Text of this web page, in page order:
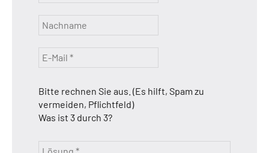
Bitte rechnen Sie aus. (Es hilft, Spam zu
vermeiden, Pflichtfeld)
Was ist 3 durch 3?